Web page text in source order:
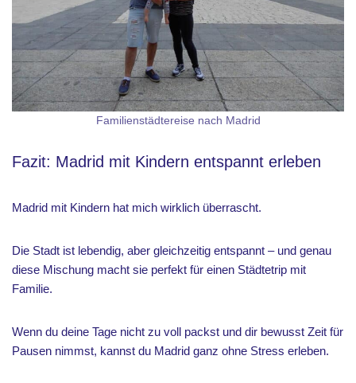
Familienstädtereise nach Madrid
Fazit: Madrid mit Kindern entspannt erleben
Madrid mit Kindern hat mich wirklich überrascht.
Die Stadt ist lebendig, aber gleichzeitig entspannt – und genau
diese Mischung macht sie perfekt für einen Städtetrip mit
Familie.
Wenn du deine Tage nicht zu voll packst und dir bewusst Zeit für
Pausen nimmst, kannst du Madrid ganz ohne Stress erleben.